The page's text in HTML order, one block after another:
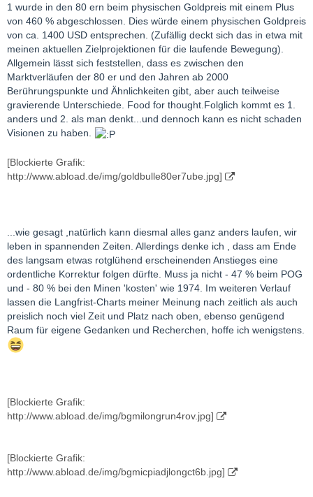
1 wurde in den 80 ern beim physischen Goldpreis mit einem Plus
von 460 % abgeschlossen. Dies würde einem physischen Goldpreis
von ca. 1400 USD entsprechen. (Zufällig deckt sich das in etwa mit
meinen aktuellen Zielprojektionen für die laufende Bewegung).
Allgemein lässt sich feststellen, dass es zwischen den
Marktverläufen der 80 er und den Jahren ab 2000
Berührungspunkte und Ähnlichkeiten gibt, aber auch teilweise
gravierende Unterschiede. Food for thought.Folglich kommt es 1.
anders und 2. als man denkt...und dennoch kann es nicht schaden
Visionen zu haben.
[Blockierte Grafik:
http://www.abload.de/img/goldbulle80er7ube.jpg]
...wie gesagt ,natürlich kann diesmal alles ganz anders laufen, wir
leben in spannenden Zeiten. Allerdings denke ich , dass am Ende
des langsam etwas rotglühend erscheinenden Anstieges eine
ordentliche Korrektur folgen dürfte. Muss ja nicht - 47 % beim POG
und - 80 % bei den Minen 'kosten' wie 1974. Im weiteren Verlauf
lassen die Langfrist-Charts meiner Meinung nach zeitlich als auch
preislich noch viel Zeit und Platz nach oben, ebenso genügend
Raum für eigene Gedanken und Recherchen, hoffe ich wenigstens.
[Blockierte Grafik:
http://www.abload.de/img/bgmilongrun4rov.jpg]
[Blockierte Grafik:
http://www.abload.de/img/bgmicpiadjlongct6b.jpg]